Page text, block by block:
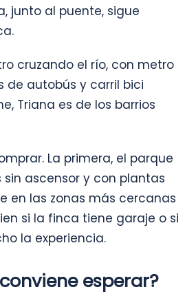
junto al puente, sigue
cruzando el río, con metro
de autobús y carril bici
Triana es de los barrios
La primera, el parque
ascensor y con plantas
en las zonas más cercanas
si la finca tiene garaje o si
la experiencia.
esperar?